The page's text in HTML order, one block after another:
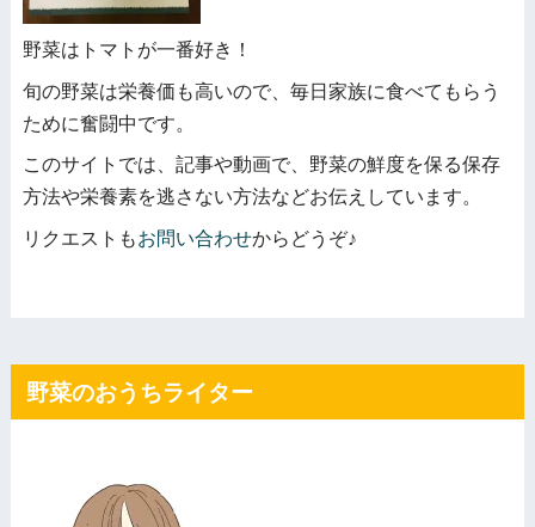
野菜はトマトが一番好き！
旬の野菜は栄養価も高いので、毎日家族に食べてもらう
ために奮闘中です。
このサイトでは、記事や動画で、野菜の鮮度を保る保存
方法や栄養素を逃さない方法などお伝えしています。
リクエストもお問い合わせからどうぞ♪
野菜のおうちライター